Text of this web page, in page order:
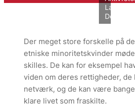
Lars
Degnbol/
Der meget store forskelle på
etniske minoritetskvinder
skilles. De kan for eksempel
viden om deres rettigheder, de
netværk, og de kan være
klare livet som fraskilte.